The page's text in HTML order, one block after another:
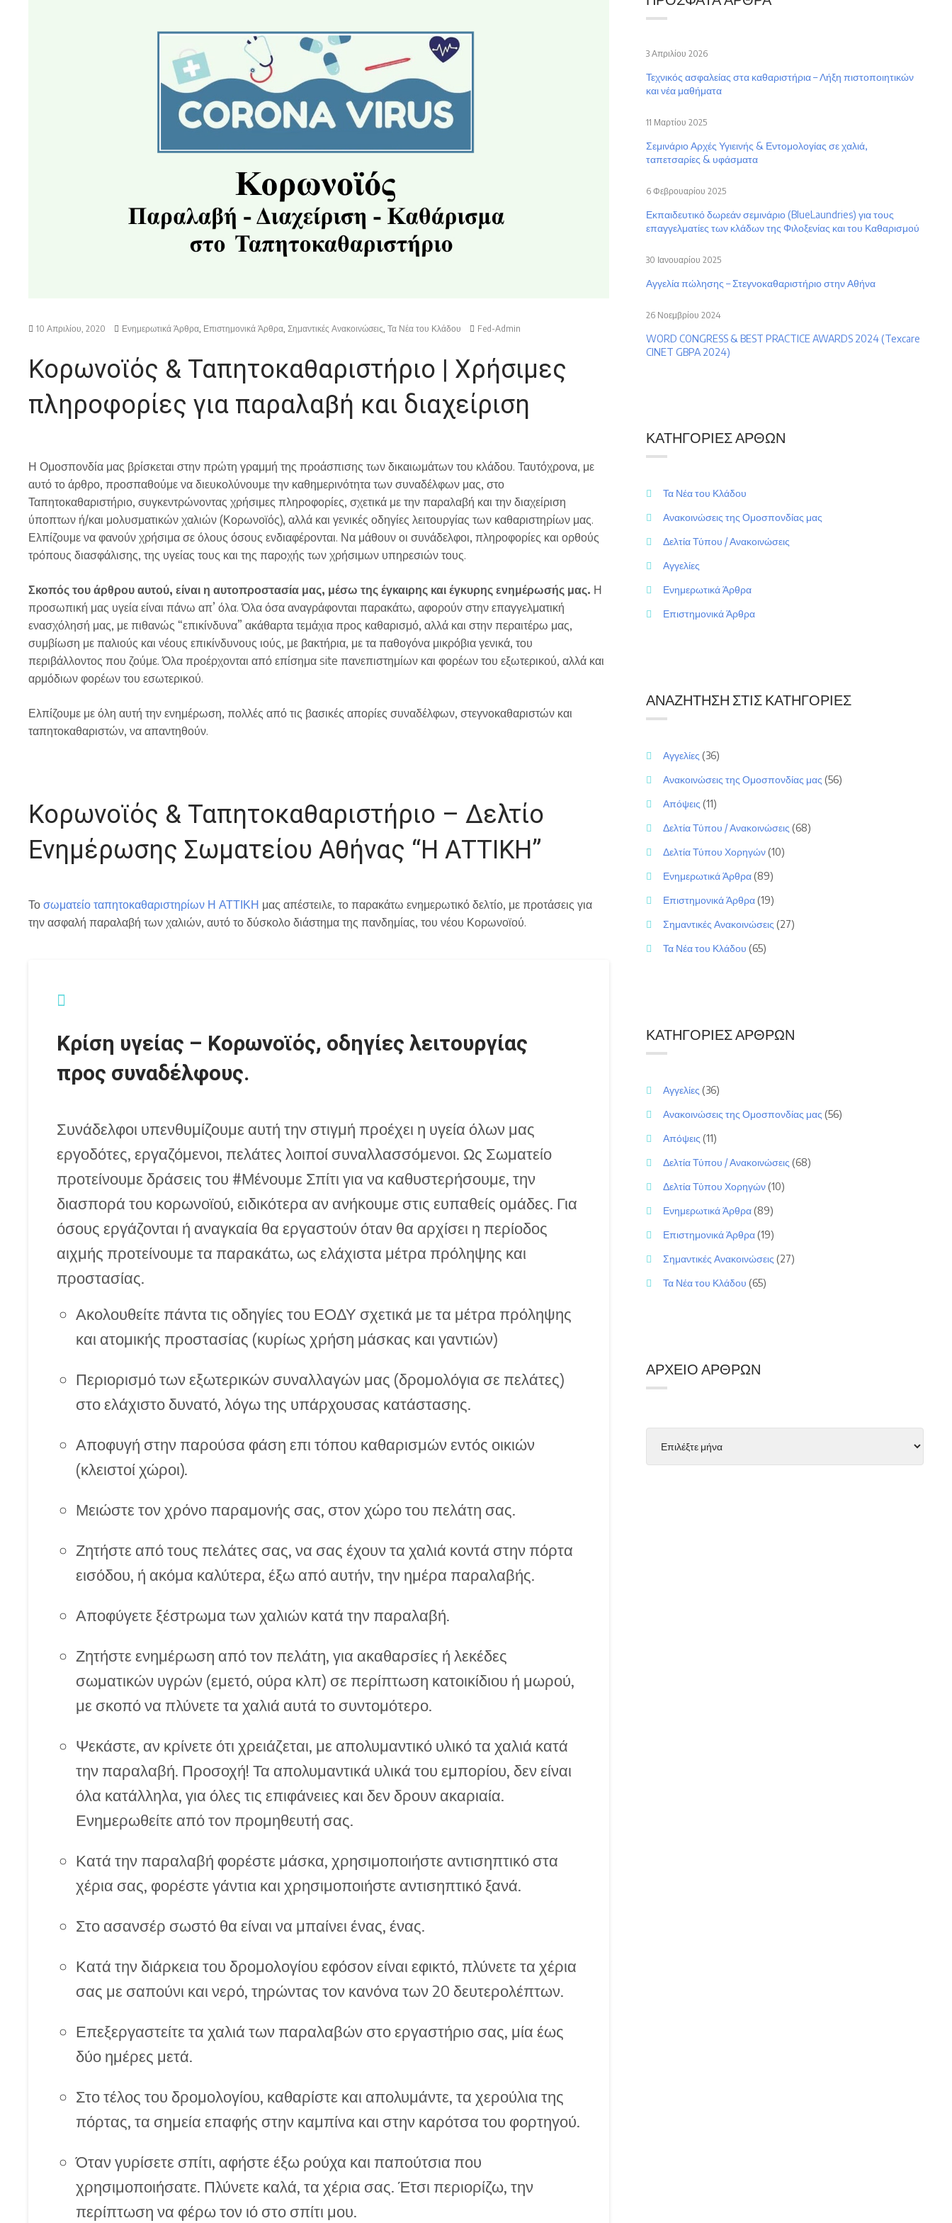
10 Απριλίου, 2020 Ενημερωτικά Άρθρα, Επιστημονικά Άρθρα, Σημαντικές Ανακοινώσεις, Τα Νέα του Κλάδου Fed-Admin
Κορωνοϊός & Ταπητοκαθαριστήριο | Χρήσιμες
πληροφορίες για παραλαβή και διαχείριση
Η Ομοσπονδία μας βρίσκεται στην πρώτη γραμμή της προάσπισης των δικαιωμάτων του κλάδου. Ταυτόχρονα, με
αυτό το άρθρο, προσπαθούμε να διευκολύνουμε την καθημερινότητα των συναδέλφων μας, στο
Ταπητοκαθαριστήριο, συγκεντρώνοντας χρήσιμες πληροφορίες, σχετικά με την παραλαβή και την διαχείριση
ύποπτων ή/και μολυσματικών χαλιών (Κορωνοϊός), αλλά και γενικές οδηγίες λειτουργίας των καθαριστηρίων μας.
Ελπίζουμε να φανούν χρήσιμα σε όλους όσους ενδιαφέρονται. Να μάθουν οι συνάδελφοι, πληροφορίες και ορθούς
τρόπους διασφάλισης, της υγείας τους και της παροχής των χρήσιμων υπηρεσιών τους.
Σκοπός του άρθρου αυτού, είναι η αυτοπροστασία μας, μέσω της έγκαιρης και έγκυρης ενημέρωσής μας. Η
προσωπική μας υγεία είναι πάνω απ’ όλα. Όλα όσα αναγράφονται παρακάτω, αφορούν στην επαγγελματική
ενασχόλησή μας, με πιθανώς “επικίνδυνα” ακάθαρτα τεμάχια προς καθαρισμό, αλλά και στην περαιτέρω μας,
συμβίωση με παλιούς και νέους επικίνδυνους ιούς, με βακτήρια, με τα παθογόνα μικρόβια γενικά, του
περιβάλλοντος που ζούμε. Όλα προέρχονται από επίσημα site πανεπιστημίων και φορέων του εξωτερικού, αλλά και
αρμόδιων φορέων του εσωτερικού.
Ελπίζουμε με όλη αυτή την ενημέρωση, πολλές από τις βασικές απορίες συναδέλφων, στεγνοκαθαριστών και
ταπητοκαθαριστών, να απαντηθούν.
Κορωνοϊός & Ταπητοκαθαριστήριο – Δελτίο
Ενημέρωσης Σωματείου Αθήνας “Η ΑΤΤΙΚΗ”
Το σωματείο ταπητοκαθαριστηρίων Η ΑΤΤΙΚΗ μας απέστειλε, το παρακάτω ενημερωτικό δελτίο, με προτάσεις για
την ασφαλή παραλαβή των χαλιών, αυτό το δύσκολο διάστημα της πανδημίας, του νέου Κορωνοϊού.
Κρίση υγείας – Κορωνοϊός, οδηγίες λειτουργίας
προς συναδέλφους.
Συνάδελφοι υπενθυμίζουμε αυτή την στιγμή προέχει η υγεία όλων μας
εργοδότες, εργαζόμενοι, πελάτες λοιποί συναλλασσόμενοι. Ως Σωματείο
προτείνουμε δράσεις του #Μένουμε Σπίτι για να καθυστερήσουμε, την
διασπορά του κορωνοϊού, ειδικότερα αν ανήκουμε στις ευπαθείς ομάδες. Για
όσους εργάζονται ή αναγκαία θα εργαστούν όταν θα αρχίσει η περίοδος
αιχμής προτείνουμε τα παρακάτω, ως ελάχιστα μέτρα πρόληψης και
προστασίας.
Ακολουθείτε πάντα τις οδηγίες του ΕΟΔΥ σχετικά με τα μέτρα πρόληψης
και ατομικής προστασίας (κυρίως χρήση μάσκας και γαντιών)
Περιορισμό των εξωτερικών συναλλαγών μας (δρομολόγια σε πελάτες)
στο ελάχιστο δυνατό, λόγω της υπάρχουσας κατάστασης.
Αποφυγή στην παρούσα φάση επι τόπου καθαρισμών εντός οικιών
(κλειστοί χώροι).
Μειώστε τον χρόνο παραμονής σας, στον χώρο του πελάτη σας.
Ζητήστε από τους πελάτες σας, να σας έχουν τα χαλιά κοντά στην πόρτα
εισόδου, ή ακόμα καλύτερα, έξω από αυτήν, την ημέρα παραλαβής.
Αποφύγετε ξέστρωμα των χαλιών κατά την παραλαβή.
Ζητήστε ενημέρωση από τον πελάτη, για ακαθαρσίες ή λεκέδες
σωματικών υγρών (εμετό, ούρα κλπ) σε περίπτωση κατοικίδιου ή μωρού,
με σκοπό να πλύνετε τα χαλιά αυτά το συντομότερο.
Ψεκάστε, αν κρίνετε ότι χρειάζεται, με απολυμαντικό υλικό τα χαλιά κατά
την παραλαβή. Προσοχή! Τα απολυμαντικά υλικά του εμπορίου, δεν είναι
όλα κατάλληλα, για όλες τις επιφάνειες και δεν δρουν ακαριαία.
Ενημερωθείτε από τον προμηθευτή σας.
Κατά την παραλαβή φορέστε μάσκα, χρησιμοποιήστε αντισηπτικό στα
χέρια σας, φορέστε γάντια και χρησιμοποιήστε αντισηπτικό ξανά.
Στο ασανσέρ σωστό θα είναι να μπαίνει ένας, ένας.
Κατά την διάρκεια του δρομολογίου εφόσον είναι εφικτό, πλύνετε τα χέρια
σας με σαπούνι και νερό, τηρώντας τον κανόνα των 20 δευτερολέπτων.
Επεξεργαστείτε τα χαλιά των παραλαβών στο εργαστήριο σας, μία έως
δύο ημέρες μετά.
Στο τέλος του δρομολογίου, καθαρίστε και απολυμάντε, τα χερούλια της
πόρτας, τα σημεία επαφής στην καμπίνα και στην καρότσα του φορτηγού.
Όταν γυρίσετε σπίτι, αφήστε έξω ρούχα και παπούτσια που
χρησιμοποιήσατε. Πλύνετε καλά, τα χέρια σας. Έτσι περιορίζω, την
περίπτωση να φέρω τον ιό στο σπίτι μου.
Τεχνικός ασφαλείας στα καθαριστήρια – Λήξη πιστοποιητικών
και νέα μαθήματα
3 Απριλίου 2026
Σεμινάριο Αρχές Υγιεινής & Εντομολογίας σε χαλιά,
ταπετσαρίες & υφάσματα
11 Μαρτίου 2025
Εκπαιδευτικό δωρεάν σεμινάριο (BlueLaundries) για τους
επαγγελματίες των κλάδων της Φιλοξενίας και του Καθαρισμού
6 Φεβρουαρίου 2025
Αγγελία πώλησης – Στεγνοκαθαριστήριο στην Αθήνα
30 Ιανουαρίου 2025
WORD CONGRESS & BEST PRACTICE AWARDS 2024 (Texcare
CINET GBPA 2024)
26 Νοεμβρίου 2024
ΚΑΤΗΓΟΡΊΕΣ ΆΡΘΩΝ
Τα Νέα του Κλάδου
Ανακοινώσεις της Ομοσπονδίας μας
Δελτία Τύπου / Ανακοινώσεις
Αγγελίες
Ενημερωτικά Άρθρα
Επιστημονικά Άρθρα
ΑΝΑΖΉΤΗΣΗ ΣΤΙΣ ΚΑΤΗΓΟΡΊΕΣ
Αγγελίες (36)
Ανακοινώσεις της Ομοσπονδίας μας (56)
Απόψεις (11)
Δελτία Τύπου / Ανακοινώσεις (68)
Δελτία Τύπου Χορηγών (10)
Ενημερωτικά Άρθρα (89)
Επιστημονικά Άρθρα (19)
Σημαντικές Ανακοινώσεις (27)
Τα Νέα του Κλάδου (65)
ΚΑΤΗΓΟΡΊΕΣ ΆΡΘΡΩΝ
Αγγελίες (36)
Ανακοινώσεις της Ομοσπονδίας μας (56)
Απόψεις (11)
Δελτία Τύπου / Ανακοινώσεις (68)
Δελτία Τύπου Χορηγών (10)
Ενημερωτικά Άρθρα (89)
Επιστημονικά Άρθρα (19)
Σημαντικές Ανακοινώσεις (27)
Τα Νέα του Κλάδου (65)
ΑΡΧΕΊΟ ΆΡΘΡΩΝ